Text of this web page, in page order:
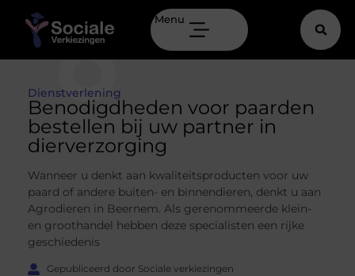
Menu
Dienstverlening
Benodigdheden voor paarden
bestellen bij uw partner in
dierverzorging
Wanneer u denkt aan kwaliteitsproducten voor uw
paard of andere buiten- en binnendieren, denkt u aan
Agrodieren in Beernem. Als gerenommeerde klein-
en groothandel hebben deze specialisten een rijke
geschiedenis
Gepubliceerd door Sociale verkiezingen